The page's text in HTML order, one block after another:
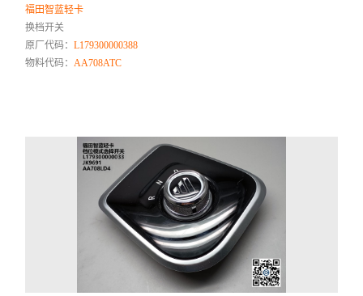
福田智蓝轻卡
换档开关
原厂代码：L179300000388
物料代码： AA708ATC